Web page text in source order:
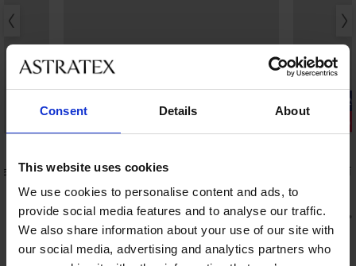
Consent Details About
This website uses cookies
We use cookies to personalise content and ads, to
provide social media features and to analyse our traffic.
We also share information about your use of our site with
our social media, advertising and analytics partners who
Zeštíhlující jednodílné plavky Fiji I
1 299 Kč
-20%
Sleva -40%
2 899 Kč
1 391 Kč